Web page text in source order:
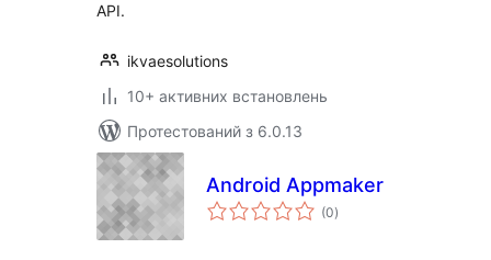
API.
ikvaesolutions
10+ активних встановлень
Протестований з 6.0.13
Android Appmaker
(0загальний
рейтинг
)